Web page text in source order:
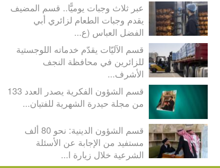
عبر ثلاث وجبات يوميًّا.. قسم المضيف
يقدم وجبات الطعام لزائري أبي
الفضل العباس (ع...
قسم الآليّات يقدّم خدماته اللوجستية
للزائرين في محافظة النجف
الأشرف...
قسم الشؤون الفكرية يصدر العدد 133
من مجلة حيدرة الشهرية للفتيان...
قسم الشؤون الدينية: نحو 80 ألف
مستفيد من الإجابة عن الأسئلة
الشرعية خلال زيارة ا...